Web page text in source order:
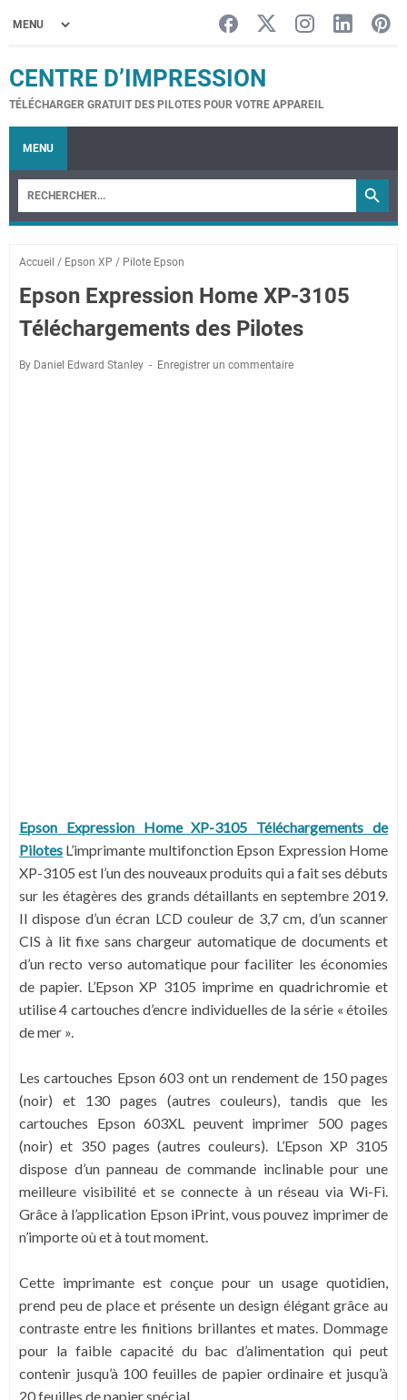
CENTRE D’IMPRESSION
TÉLÉCHARGER GRATUIT DES PILOTES POUR VOTRE APPAREIL
MENU
Accueil / Epson XP / Pilote Epson
Epson Expression Home XP-3105
Téléchargements des Pilotes
By Daniel Edward Stanley Enregistrer un commentaire
Epson Expression Home XP-3105 Téléchargements de
Pilotes L’imprimante multifonction Epson Expression Home
XP-3105 est l’un des nouveaux produits qui a fait ses débuts
sur les étagères des grands détaillants en septembre 2019.
Il dispose d’un écran LCD couleur de 3,7 cm, d’un scanner
CIS à lit fixe sans chargeur automatique de documents et
d’un recto verso automatique pour faciliter les économies
de papier. L’Epson XP 3105 imprime en quadrichromie et
utilise 4 cartouches d’encre individuelles de la série « étoiles
de mer ».
Les cartouches Epson 603 ont un rendement de 150 pages
(noir) et 130 pages (autres couleurs), tandis que les
cartouches Epson 603XL peuvent imprimer 500 pages
(noir) et 350 pages (autres couleurs). L’Epson XP 3105
dispose d’un panneau de commande inclinable pour une
meilleure visibilité et se connecte à un réseau via Wi-Fi.
Grâce à l’application Epson iPrint, vous pouvez imprimer de
n’importe où et à tout moment.
Cette imprimante est conçue pour un usage quotidien,
prend peu de place et présente un design élégant grâce au
contraste entre les finitions brillantes et mates. Dommage
pour la faible capacité du bac d’alimentation qui peut
contenir jusqu’à 100 feuilles de papier ordinaire et jusqu’à
20 feuilles de papier spécial.